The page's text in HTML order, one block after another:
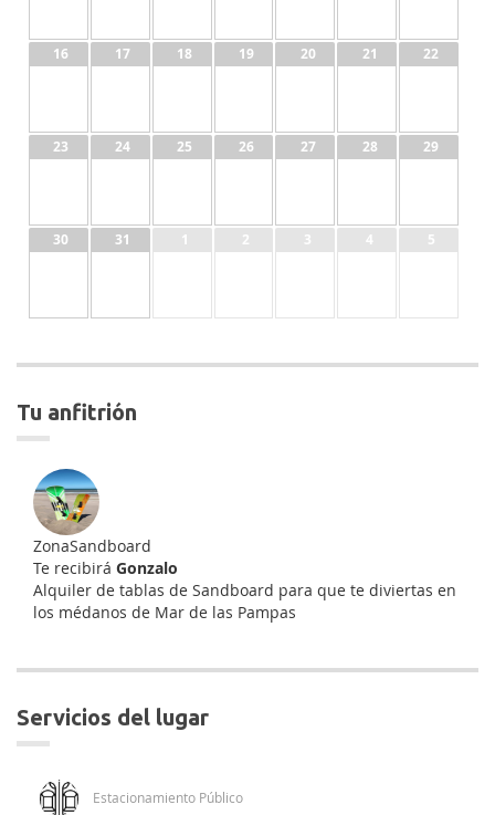
16 17 18 19 20 21 22
23 24 25 26 27 28 29
30 31 1 2 3 4 5
tu anfitrión
ZonaSandboard
Te recibirá Gonzalo
Alquiler de tablas de Sandboard para que te diviertas en
los médanos de Mar de las Pampas
servicios del lugar
Estacionamiento Público